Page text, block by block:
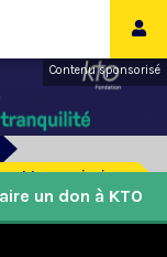
Contenu sponsorisé
et transmission
un don à KTO